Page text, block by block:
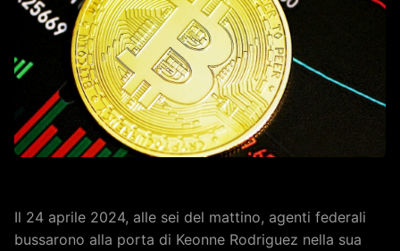
Il 24 aprile 2024, alle sei del mattino, agenti federali
bussarono alla porta di Keonne Rodriguez nella sua